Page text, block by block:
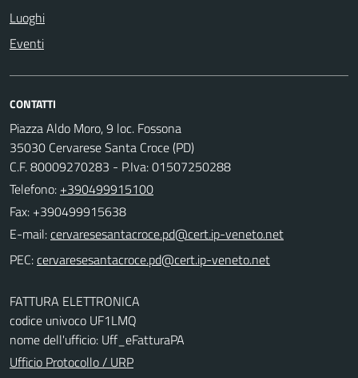
Luoghi
Eventi
CONTATTI
Piazza Aldo Moro, 9 loc. Fossona
35030 Cervarese Santa Croce (PD)
C.F. 80009270283 - P.Iva: 01507250288
Telefono: +390499915100
Fax: +390499915638
E-mail:
PEC:
FATTURA ELETTRONICA
codice univoco UF1LMQ
nome dell'ufficio: Uff_eFatturaPA
Ufficio Protocollo / URP